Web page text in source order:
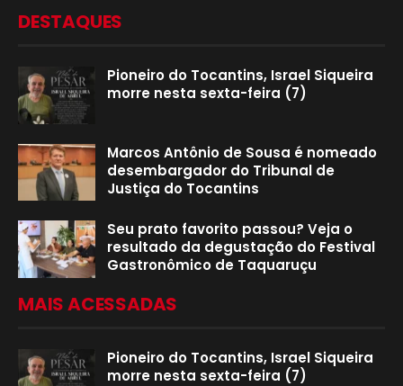
DESTAQUES
Pioneiro do Tocantins, Israel Siqueira
morre nesta sexta-feira (7)
Marcos Antônio de Sousa é nomeado
desembargador do Tribunal de
Justiça do Tocantins
Seu prato favorito passou? Veja o
resultado da degustação do Festival
Gastronômico de Taquaruçu
MAIS ACESSADAS
Pioneiro do Tocantins, Israel Siqueira
morre nesta sexta-feira (7)